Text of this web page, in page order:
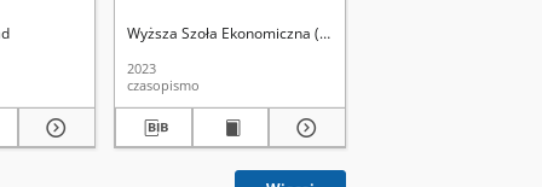
Instytut HistoriiWyższa Szoła Ekonomiczna (Białystok)
2023
czasopismo